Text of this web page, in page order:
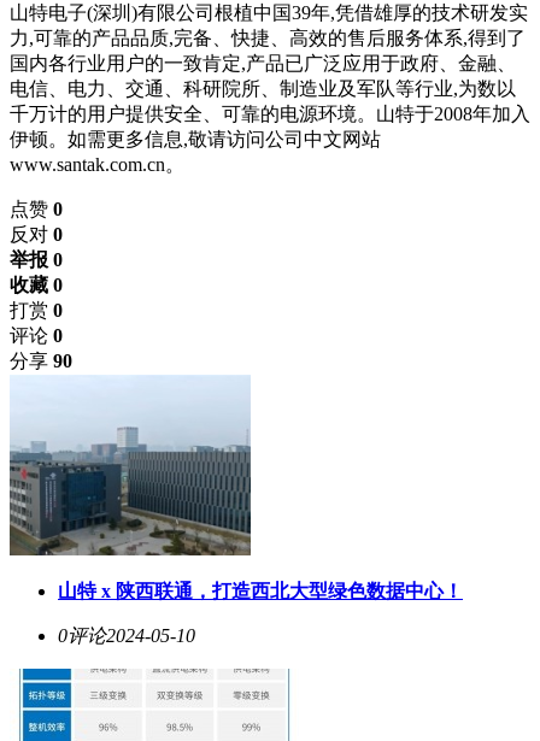
山特电子(深圳)有限公司根植中国39年,凭借雄厚的技术研发实
力,可靠的产品品质,完备、快捷、高效的售后服务体系,得到了
国内各行业用户的一致肯定,产品已广泛应用于政府、金融、
电信、电力、交通、科研院所、制造业及军队等行业,为数以
千万计的用户提供安全、可靠的电源环境。山特于2008年加入
伊顿。如需更多信息,敬请访问公司中文网站
www.santak.com.cn。
点赞 0
反对 0
举报 0
收藏 0
打赏 0
评论 0
分享 90
​山特 x 陕西联通，打造西北大型绿色数据中心！
0评论2024-05-10